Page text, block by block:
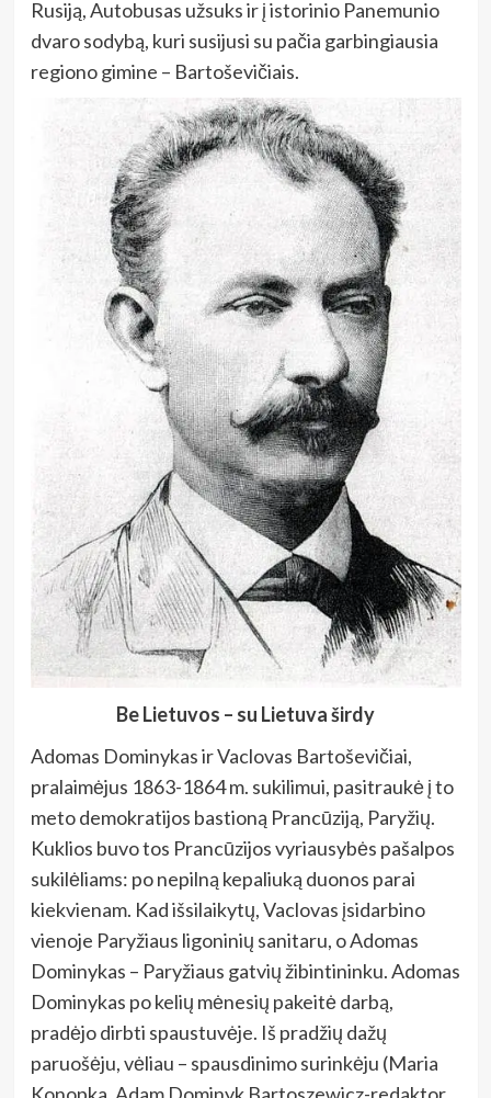
Rusiją, Autobusas užsuks ir į istorinio Panemunio
dvaro sodybą, kuri susijusi su pačia garbingiausia
regiono gimine – Bartoševičiais.
Be Lietuvos – su Lietuva širdy
Adomas Dominykas ir Vaclovas Bartoševičiai,
pralaimėjus 1863-1864 m. sukilimui, pasitraukė į to
meto demokratijos bastioną Prancūziją, Paryžių.
Kuklios buvo tos Prancūzijos vyriausybės pašalpos
sukilėliams: po nepilną kepaliuką duonos parai
kiekvienam. Kad išsilaikytų, Vaclovas įsidarbino
vienoje Paryžiaus ligoninių sanitaru, o Adomas
Dominykas – Paryžiaus gatvių žibintininku. Adomas
Dominykas po kelių mėnesių pakeitė darbą,
pradėjo dirbti spaustuvėje. Iš pradžių dažų
paruošėju, vėliau – spausdinimo surinkėju (Maria